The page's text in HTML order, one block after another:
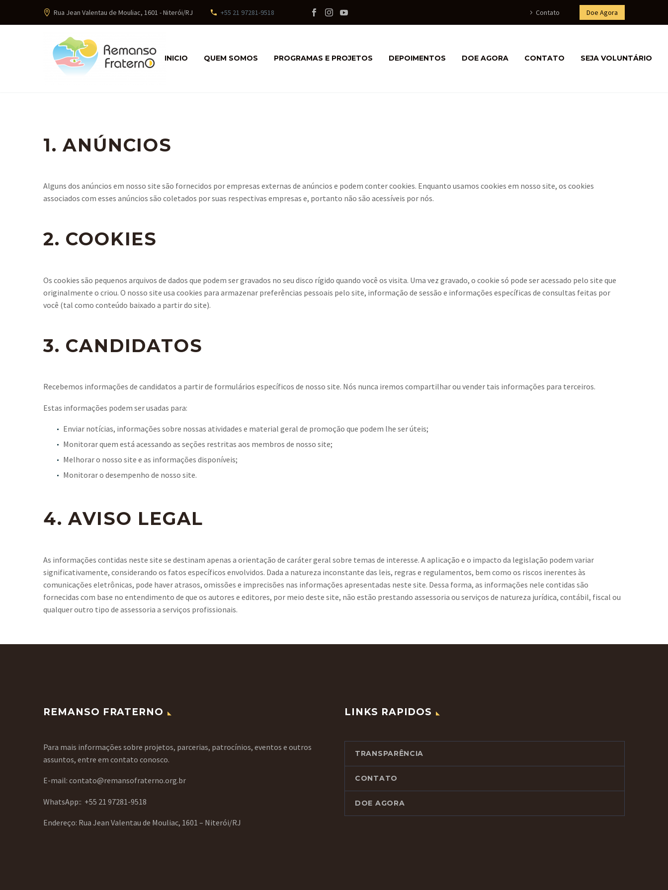
Rua Jean Valentau de Mouliac, 1601 - Niterói/RJ +55 21 97281-9518 Contato Doe Agora
INICIO QUEM SOMOS PROGRAMAS E PROJETOS DEPOIMENTOS DOE AGORA CONTATO SEJA VOLUNTÁRIO
1. ANÚNCIOS
Alguns dos anúncios em nosso site são fornecidos por empresas externas de anúncios e podem conter cookies. Enquanto usamos cookies em nosso site, os cookies
associados com esses anúncios são coletados por suas respectivas empresas e, portanto não são acessíveis por nós.
2. COOKIES
Os cookies são pequenos arquivos de dados que podem ser gravados no seu disco rígido quando você os visita. Uma vez gravado, o cookie só pode ser acessado pelo site que
originalmente o criou. O nosso site usa cookies para armazenar preferências pessoais pelo site, informação de sessão e informações específicas de consultas feitas por
você (tal como conteúdo baixado a partir do site).
3. CANDIDATOS
Recebemos informações de candidatos a partir de formulários específicos de nosso site. Nós nunca iremos compartilhar ou vender tais informações para terceiros.
Estas informações podem ser usadas para:
Enviar notícias, informações sobre nossas atividades e material geral de promoção que podem lhe ser úteis;
Monitorar quem está acessando as seções restritas aos membros de nosso site;
Melhorar o nosso site e as informações disponíveis;
Monitorar o desempenho de nosso site.
4. AVISO LEGAL
As informações contidas neste site se destinam apenas a orientação de caráter geral sobre temas de interesse. A aplicação e o impacto da legislação podem variar
significativamente, considerando os fatos específicos envolvidos. Dada a natureza inconstante das leis, regras e regulamentos, bem como os riscos inerentes às
comunicações eletrônicas, pode haver atrasos, omissões e imprecisões nas informações apresentadas neste site. Dessa forma, as informações nele contidas são
fornecidas com base no entendimento de que os autores e editores, por meio deste site, não estão prestando assessoria ou serviços de natureza jurídica, contábil, fiscal ou
qualquer outro tipo de assessoria a serviços profissionais.
REMANSO FRATERNO
Para mais informações sobre projetos, parcerias, patrocínios, eventos e outros
assuntos, entre em contato conosco.
E-mail: contato@remansofraterno.org.br
WhatsApp:: +55 21 97281-9518
Endereço: Rua Jean Valentau de Mouliac, 1601 – Niterói/RJ
LINKS RAPIDOS
TRANSPARÊNCIA
CONTATO
DOE AGORA